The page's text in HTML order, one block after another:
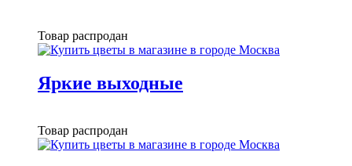
Товар распродан
Яркие выходные
Товар распродан